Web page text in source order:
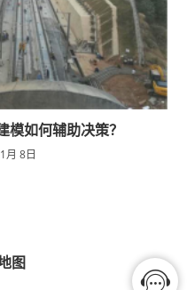
如何辅助决策？
月 8日
图